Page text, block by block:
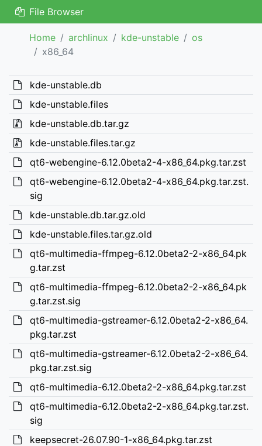
File Browser
Home archlinux kde-unstable
os
x86_64
kde-unstable.db
kde-unstable.files
kde-unstable.db.tar.gz
kde-unstable.files.tar.gz
qt6-webengine-6.12.0beta2-4-x86_64.pkg.tar.zst
qt6-webengine-6.12.0beta2-4-x86_64.pkg.tar.zst.
sig
kde-unstable.db.tar.gz.old
kde-unstable.files.tar.gz.old
qt6-multimedia-ffmpeg-6.12.0beta2-2-x86_64.pk
g.tar.zst
qt6-multimedia-ffmpeg-6.12.0beta2-2-x86_64.pk
g.tar.zst.sig
qt6-multimedia-gstreamer-6.12.0beta2-2-x86_64.
pkg.tar.zst
qt6-multimedia-gstreamer-6.12.0beta2-2-x86_64.
pkg.tar.zst.sig
qt6-multimedia-6.12.0beta2-2-x86_64.pkg.tar.zst
qt6-multimedia-6.12.0beta2-2-x86_64.pkg.tar.zst.
sig
keepsecret-26.07.90-1-x86_64.pkg.tar.zst